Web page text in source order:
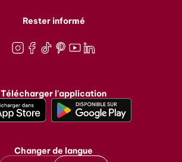
Rester informé
Télécharger l'application
Changer de langue